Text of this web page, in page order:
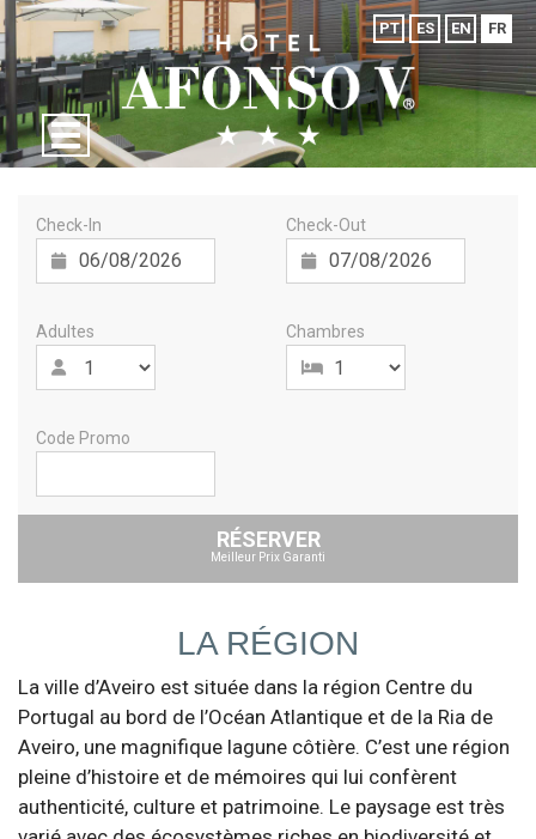
PT ES EN FR
Check-In Check-Out
Adultes Chambres
Code Promo
RÉSERVER
Meilleur Prix Garanti
LA RÉGION
La ville d’Aveiro est située dans la région Centre du
Portugal au bord de l’Océan Atlantique et de la Ria de
Aveiro, une magnifique lagune côtière. C’est une région
pleine d’histoire et de mémoires qui lui confèrent
authenticité, culture et patrimoine. Le paysage est très